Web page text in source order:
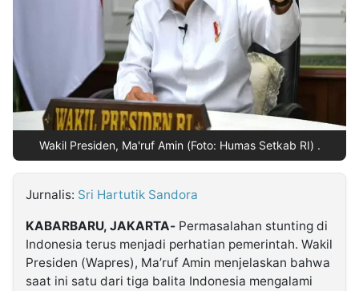
Dinamikapost.com
Follow
Kabarbaru
Wakil Presiden, Ma'ruf Amin (Foto: Humas Setkab RI) .
Jurnalis: Sri Hartutik Sandora
KABARBARU, JAKARTA- Permasalahan stunting di
Indonesia terus menjadi perhatian pemerintah. Wakil
Presiden (Wapres), Ma’ruf Amin menjelaskan bahwa
saat ini satu dari tiga balita Indonesia mengalami